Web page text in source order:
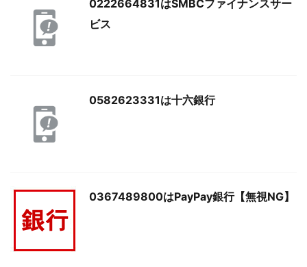
0222664831はSMBCファイナンスサー
ビス
0582623331は十六銀行
0367489800はPayPay銀行【無視NG】